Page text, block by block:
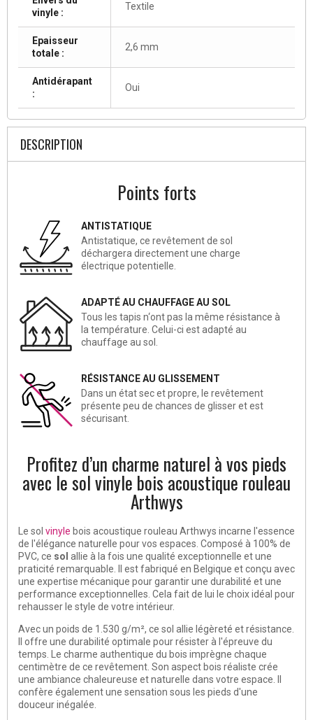
vinyle :
Textile
Epaisseur
totale :
2,6 mm
Antidérapant
:
Oui
DESCRIPTION
Points forts
ANTISTATIQUE
Antistatique, ce revêtement de sol
déchargera directement une charge
électrique potentielle.
ADAPTÉ AU CHAUFFAGE AU SOL
Tous les tapis n‘ont pas la même résistance à
la température. Celui-ci est adapté au
chauffage au sol.
RÉSISTANCE AU GLISSEMENT
Dans un état sec et propre, le revêtement
présente peu de chances de glisser et est
sécurisant.
Profitez d’un charme naturel à vos pieds
avec le sol vinyle bois acoustique rouleau
Arthwys
Le sol vinyle bois acoustique rouleau Arthwys incarne l'essence
de l'élégance naturelle pour vos espaces. Composé à 100% de
PVC, ce sol allie à la fois une qualité exceptionnelle et une
praticité remarquable. Il estfabriqué en Belgique et conçu avec
une expertise mécanique pour garantir une durabilité et une
performance exceptionnelles. Cela fait de lui le choix idéal pour
rehausser le style de votre intérieur.
Avec un poids de 1.530 g/m², ce sol allie légèreté et résistance
Il offre une durabilité optimale pour résister à l'épreuve du
temps. Le charme authentique du bois imprègne chaque
centimètre de ce revêtement. Son aspect bois réaliste crée
une ambiance chaleureuse et naturelle dans votre espace. Il
confère également une sensation sous les pieds d'une
douceur inégalée.